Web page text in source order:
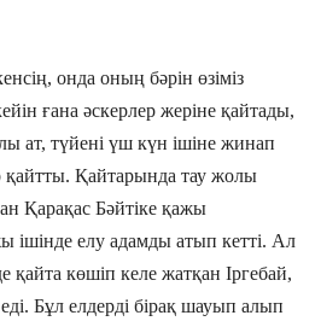
онда оның бәрін өзіміз
ғана әскерлер жеріне қайтады,
ат, түйені үш күн ішіне жинап
қайтты. Қайтарында тау жолы
Қарақас Бәйтіке қажы
елу адамды атып кетті. Ал
көшіп келе жатқан Іргебай,
Бұл елдерді бірақ шауып алып